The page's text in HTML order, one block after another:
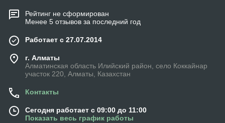
Рейтинг не сформирован
Менее 5 отзывов за последний год
Работает с 27.07.2014
г. Алматы
Алматинская область Илийский район, село Коккайнар
участок 220, Алматы, Казахстан
Контакты
Сегодня работает с 09:00 до 11:00
Показать весь график работы